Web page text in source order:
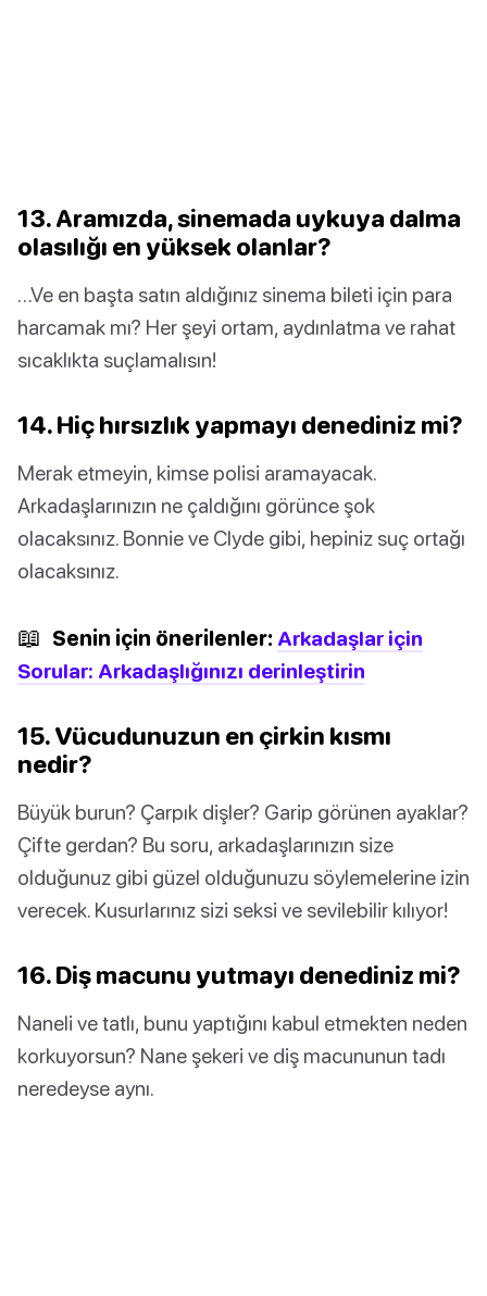
13. Aramızda, sinemada uykuya dalma
olasılığı en yüksek olanlar?
…Ve en başta satın aldığınız sinema bileti için para
harcamak mı? Her şeyi ortam, aydınlatma ve rahat
sıcaklıkta suçlamalısın!
14. Hiç hırsızlık yapmayı denediniz mi?
Merak etmeyin, kimse polisi aramayacak.
Arkadaşlarınızın ne çaldığını görünce şok
olacaksınız. Bonnie ve Clyde gibi, hepiniz suç ortağı
olacaksınız.
📖 Senin için önerilenler: Arkadaşlar için
Sorular: Arkadaşlığınızı derinleştirin
15. Vücudunuzun en çirkin kısmı
nedir?
Büyük burun? Çarpık dişler? Garip görünen ayaklar?
Çifte gerdan? Bu soru, arkadaşlarınızın size
olduğunuz gibi güzel olduğunuzu söylemelerine izin
verecek. Kusurlarınız sizi seksi ve sevilebilir kılıyor!
16. Diş macunu yutmayı denediniz mi?
Naneli ve tatlı, bunu yaptığını kabul etmekten neden
korkuyorsun? Nane şekeri ve diş macununun tadı
neredeyse aynı.